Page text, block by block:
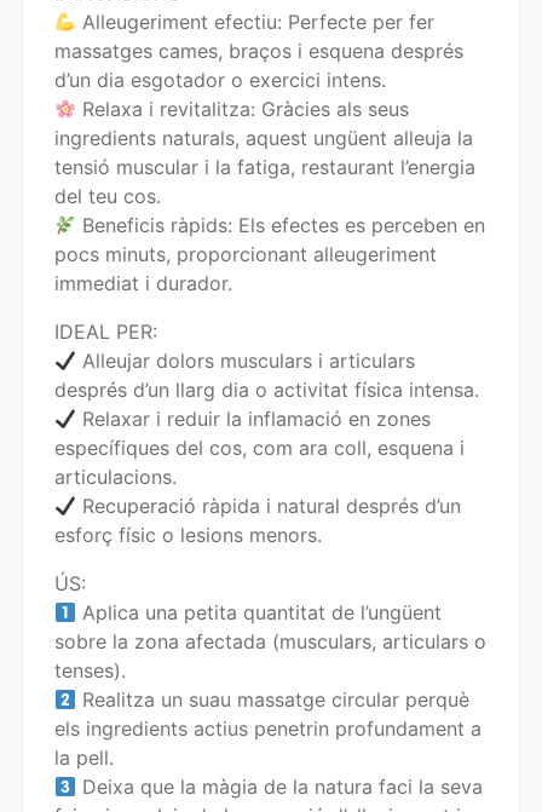
Alleugeriment efectiu: Perfecte per fer
massatges cames, braços i esquena després
d’un dia esgotador o exercici intens.
Relaxa i revitalitza: Gràcies als seus
ingredients naturals, aquest ungüent alleuja la
tensió muscular i la fatiga, restaurant l’energia
del teu cos.
Beneficis ràpids: Els efectes es perceben en
pocs minuts, proporcionant alleugeriment
immediat i durador.
IDEAL PER:
Alleujar dolors musculars i articulars
després d’un llarg dia o activitat física intensa.
Relaxar i reduir la inflamació en zones
específiques del cos, com ara coll, esquena i
articulacions.
Recuperació ràpida i natural després d’un
esforç físic o lesions menors.
ÚS:
Aplica una petita quantitat de l’ungüent
sobre la zona afectada (musculars, articulars o
tenses).
Realitza un suau massatge circular perquè
els ingredients actius penetrin profundament a
la pell.
Deixa que la màgia de la natura faci la seva